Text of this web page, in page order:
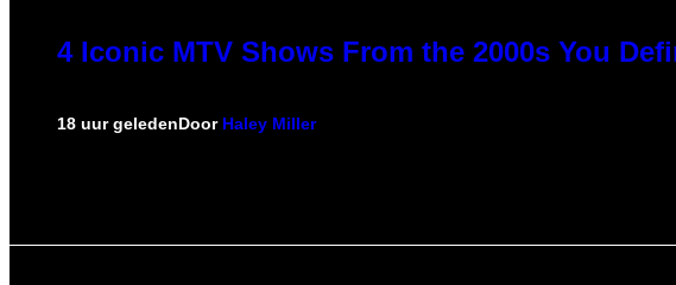
4 Iconic MTV Shows From the 2000s You
18 uur geledenDoor Haley Miller